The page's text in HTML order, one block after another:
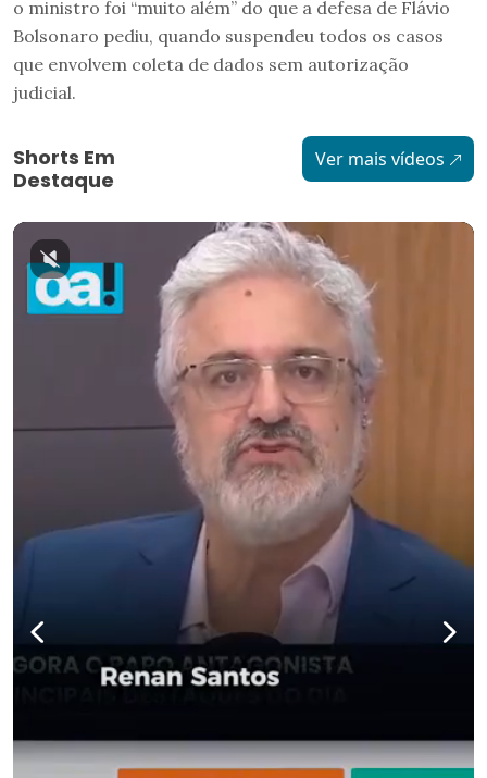
o ministro foi “muito além” do que a defesa de Flávio
Bolsonaro pediu, quando suspendeu todos os casos
que envolvem coleta de dados sem autorização
judicial.
Shorts Em
Destaque
Ver mais vídeos